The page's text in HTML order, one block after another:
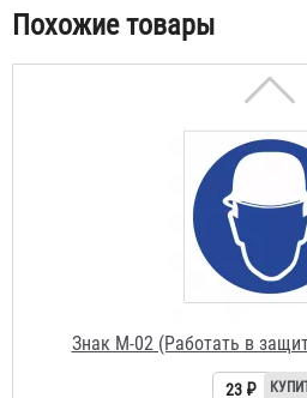
Табы
Похожие товары
Знак М-02 (Работать в
23 ₽